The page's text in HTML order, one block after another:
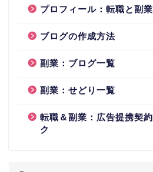
プロフィール：転職と副業
ブログの作成方法
副業：ブログ一覧
副業：せどり一覧
転職＆副業：広告提携契
ク